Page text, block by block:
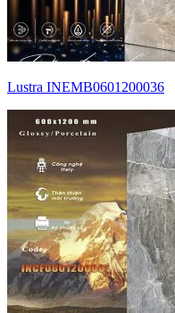
Lustra INEMB0601200036